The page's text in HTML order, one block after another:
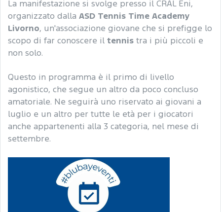
La manifestazione si svolge presso il CRAL Eni,
organizzato dalla ASD Tennis Time Academy
Livorno, un'associazione giovane che si prefigge lo
scopo di far conoscere il tennis tra i più piccoli e
non solo.
Questo in programma è il primo di livello
agonistico, che segue un altro da poco concluso
amatoriale. Ne seguirà uno riservato ai giovani a
luglio e un altro per tutte le età per i giocatori
anche appartenenti alla 3 categoria, nel mese di
settembre.